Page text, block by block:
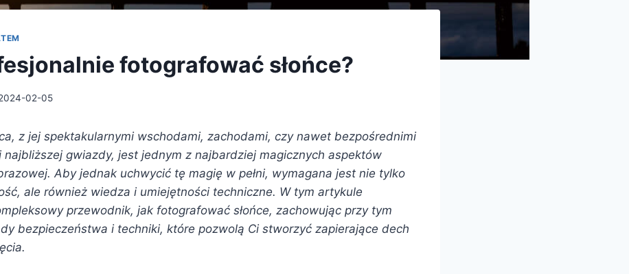
fotografować słońce?
02-05
z jej spektakularnymi wschodami, zachodami, czy nawet bezpośrednimi
najbliższej gwiazdy, jest jednym z najbardziej magicznych aspektów
Aby jednak uchwycić tę magię w pełni, wymagana jest nie tylko
ale również wiedza i umiejętności techniczne. W tym artykule
przewodnik, jak fotografować słońce, zachowując przy tym
bezpieczeństwa i techniki, które pozwolą Ci stworzyć zapierające dech